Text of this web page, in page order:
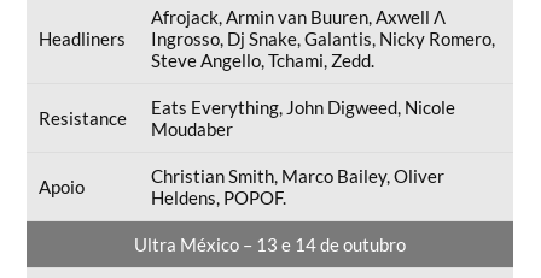
Headliners
Afrojack, Armin van Buuren, Axwell Λ
Ingrosso, Dj Snake, Galantis, Nicky Romero,
Steve Angello, Tchami, Zedd.
Resistance
Eats Everything, John Digweed, Nicole
Moudaber
Apoio
Christian Smith, Marco Bailey, Oliver
Heldens, POPOF.
Ultra México – 13 e 14 de outubro